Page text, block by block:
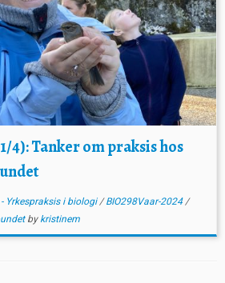
4): Tanker om praksis hos
- Yrkespraksis i biologi/BIO298Vaar-2024/
by kristinem